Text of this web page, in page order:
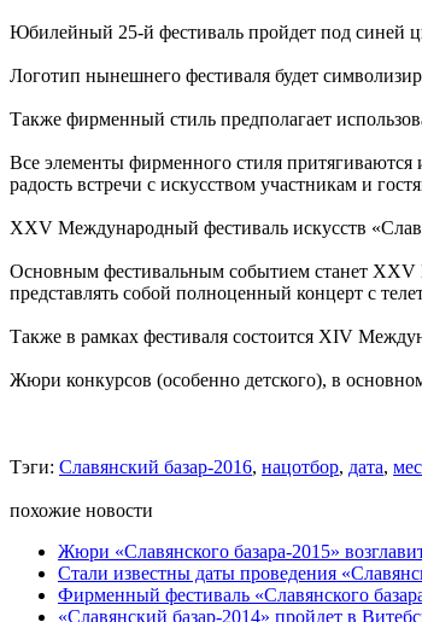
Юбилейный 25-й фестиваль пройдет под синей
Логотип нынешнего фестиваля будет
Также фирменный стиль предполагает
Все элементы фирменного стиля притягиваются
радость встречи с искусством участникам и
XXV Международный фестиваль искусств
Основным фестивальным событием станет XXV
представлять собой полноценный концерт с
Также в рамках фестиваля состоится XIV
Жюри конкурсов (особенно детского), в
Тэги: Славянский базар-2016, нацотбор, дата,
похожие новости
Жюри «Славянского базара-2015»
Стали известны даты проведения
Фирменный фестиваль «Славянского
«Славянский базар-2014» пройдет в